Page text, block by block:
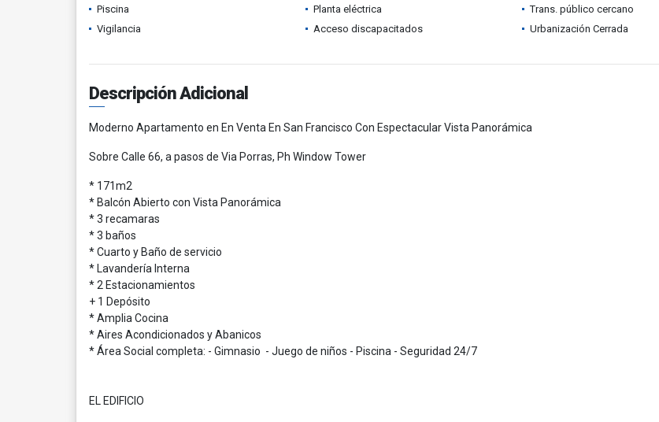
Piscina
Planta eléctrica
Trans. público cercano
Vigilancia
Acceso discapacitados Urbanización Cerrada
Descripción Adicional
Moderno Apartamento en En Venta En San Francisco Con Espectacular Vista Panorámica
Sobre Calle 66, a pasos de Via Porras, Ph Window Tower
* 171m2
* Balcón Abierto con Vista Panorámica
* 3 recamaras
* 3 baños
* Cuarto y Baño de servicio
* Lavandería Interna
* 2 Estacionamientos
+ 1 Depósito
* Amplia Cocina
* Aires Acondicionados y Abanicos
* Área Social completa: - Gimnasio - Juego de niños - Piscina - Seguridad 24/7
EL EDIFICIO